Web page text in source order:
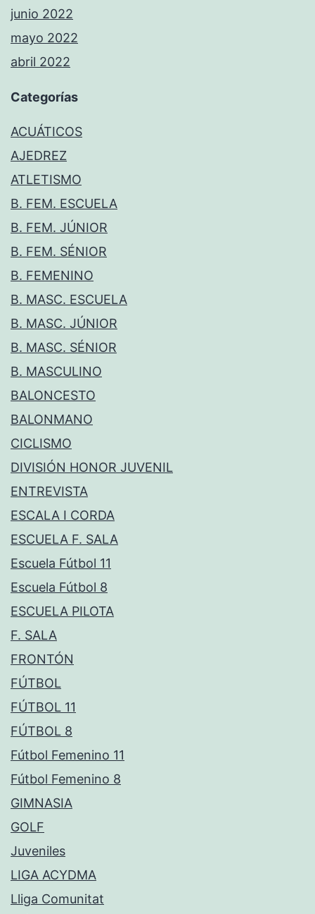
junio 2022
mayo 2022
abril 2022
Categorías
ACUÁTICOS
AJEDREZ
ATLETISMO
B. FEM. ESCUELA
B. FEM. JÚNIOR
B. FEM. SÉNIOR
B. FEMENINO
B. MASC. ESCUELA
B. MASC. JÚNIOR
B. MASC. SÉNIOR
B. MASCULINO
BALONCESTO
BALONMANO
CICLISMO
DIVISIÓN HONOR JUVENIL
ENTREVISTA
ESCALA I CORDA
ESCUELA F. SALA
Escuela Fútbol 11
Escuela Fútbol 8
ESCUELA PILOTA
F. SALA
FRONTÓN
FÚTBOL
FÚTBOL 11
FÚTBOL 8
Fútbol Femenino 11
Fútbol Femenino 8
GIMNASIA
GOLF
Juveniles
LIGA ACYDMA
Lliga Comunitat